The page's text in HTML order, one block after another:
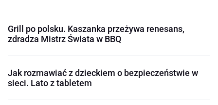
Grill po polsku. Kaszanka przeżywa renesans,
zdradza Mistrz Świata w BBQ
Jak rozmawiać z dzieckiem o bezpieczeństwie w
sieci. Lato z tabletem